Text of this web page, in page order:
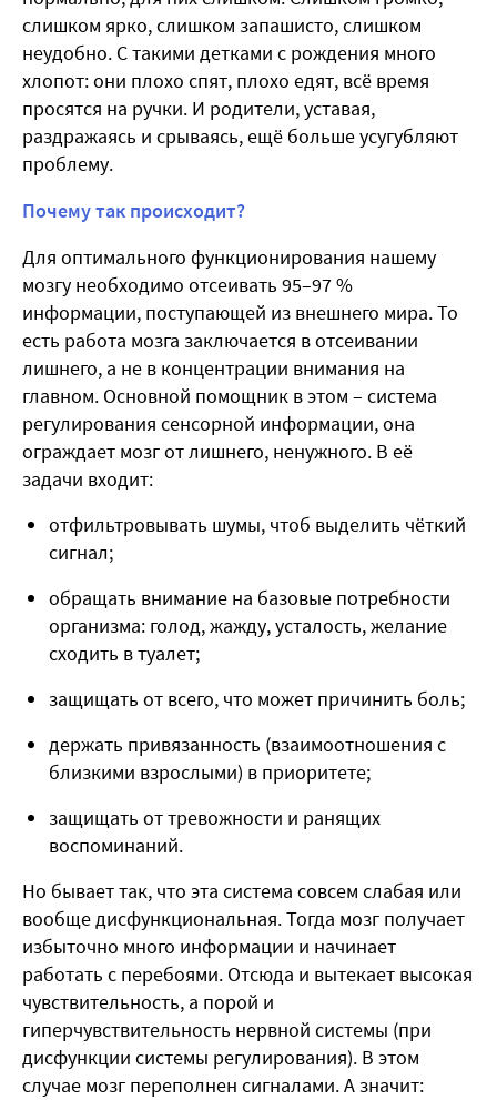
слишком ярко, слишком запашисто, слишком
неудобно. С такими детками с рождения много
хлопот: они плохо спят, плохо едят, всё время
просятся на ручки. И родители, уставая,
раздражаясь и срываясь, ещё больше усугубляют
проблему.
Почему так происходит?
Для оптимального функционирования нашему
мозгу необходимо отсеивать 95–97 %
информации, поступающей из внешнего мира. То
есть работа мозга заключается в отсеивании
лишнего, а не в концентрации внимания на
главном. Основной помощник в этом – система
регулирования сенсорной информации, она
ограждает мозг от лишнего, ненужного. В её
задачи входит:
отфильтровывать шумы, чтоб выделить чёткий
сигнал;
обращать внимание на базовые потребности
организма: голод, жажду, усталость, желание
сходить в туалет;
защищать от всего, что может причинить боль;
держать привязанность (взаимоотношения с
близкими взрослыми) в приоритете;
защищать от тревожности и ранящих
воспоминаний.
Но бывает так, что эта система совсем слабая или
вообще дисфункциональная. Тогда мозг получает
избыточно много информации и начинает
работать с перебоями. Отсюда и вытекает высокая
чувствительность, а порой и
гиперчувствительность нервной системы (при
дисфункции системы регулирования). В этом
случае мозг переполнен сигналами. А значит: